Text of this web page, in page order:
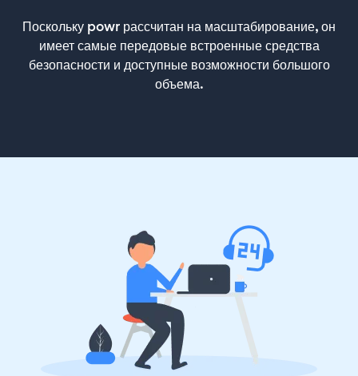
Поскольку powr рассчитан на масштабирование, он
имеет самые передовые встроенные средства
безопасности и доступные возможности большого
объема.